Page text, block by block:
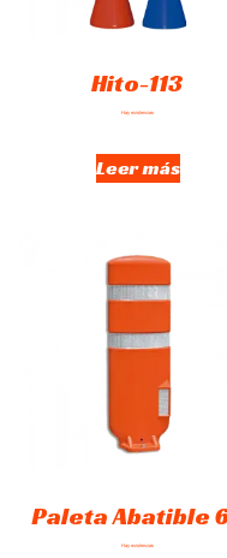
Hito-113
Hay existencias
Leer más
Paleta Abatible
Hay existencias